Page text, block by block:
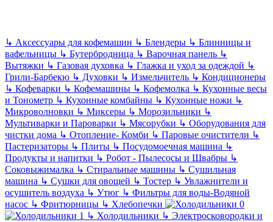
↳ Аксессуары для кофемашин ↳ Блендеры ↳ Блинницы и
вафельницы ↳ Бутербродница ↳ Варочная панель ↳
Вытяжки ↳ Газовая духовка ↳ Глажка и уход за одеждой ↳
Грили-Барбекю ↳ Духовки ↳ Измельчитель ↳ Кондиционеры
↳ Кофеварки ↳ Кофемашины ↳ Кофемолка ↳ Кухонные весы
и Тонометр ↳ Кухонные комбайны ↳ Кухонные ножи ↳
Микроволновки ↳ Миксеры ↳ Морозильники ↳
Мультиварки и Пароварки ↳ Мясорубки ↳ Оборудования для
чистки дома ↳ Отопление- Комби ↳ Паровые очистители ↳
Пастеризаторы ↳ Плиты ↳ Посудомоечная машина ↳
Продукты и напитки ↳ Робот - Пылесосы и Швабры ↳
Соковыжималка ↳ Стиральные машины ↳ Сушильная
машина ↳ Сушки для овощей ↳ Тостер ↳ Увлажнители и
осушитель воздуха ↳ Утюг ↳ Фильтры для воды-Водяной
насос ↳ Фритюрницы ↳ Хлебопечки
↳ Холодильники ↳ Электросковородки и